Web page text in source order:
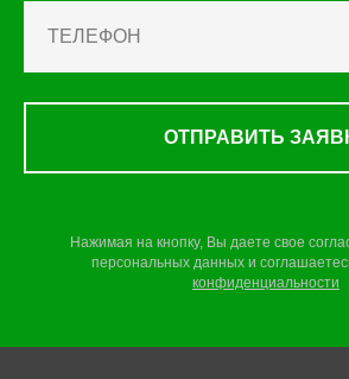
ОТПРАВИТЬ
Нажимая на кнопку, Вы даете свое
персональных данных и
конфиденциальности